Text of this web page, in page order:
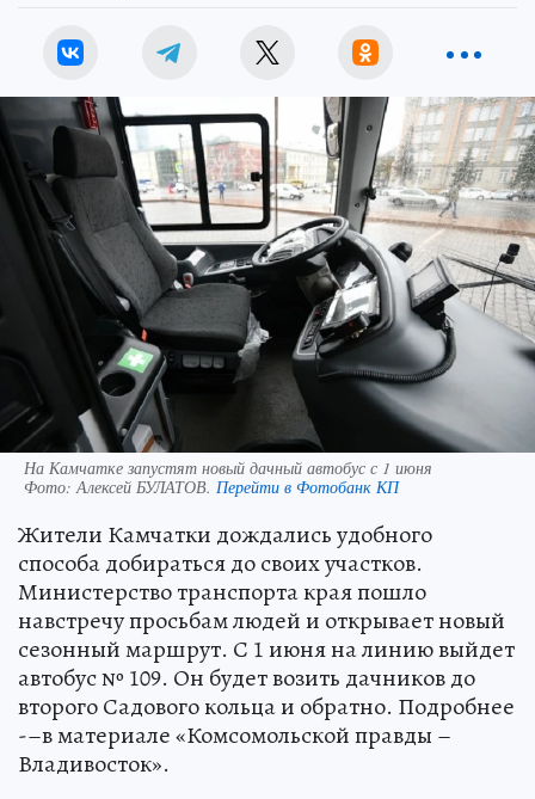
На Камчатке запустят новый дачный автобус с 1 июня
Фото:Алексей БУЛАТОВ. Перейти в Фотобанк КП
Жители Камчатки дождались удобного
способа добираться до своих участков.
Министерство транспорта края пошло
навстречу просьбам людей и открывает новый
сезонный маршрут. С 1 июня на линию выйдет
автобус № 109. Он будет возить дачников до
второго Садового кольца и обратно. Подробнее
-–в материале «Комсомольской правды –
Владивосток».